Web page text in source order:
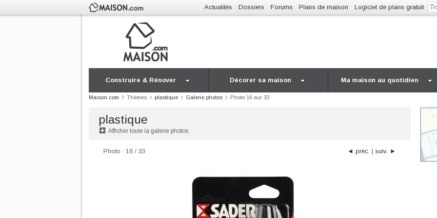
Actualités Dossiers Forums Plans de maison Logiciel de plans gratuit
Construire & Rénover Décorer sa maison Ma maison au quotidien
Maison.com Thèmes plastique Galerie photos Photo 16 sur 33
plastique
Afficher toute la galerie photos
◄ préc. | suiv. ►
Photo : 16 / 33